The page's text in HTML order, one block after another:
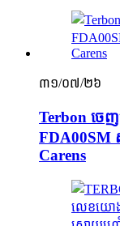
៣១/០៧/២៦
Terbon ចេញ​
FDA00SM
Carens